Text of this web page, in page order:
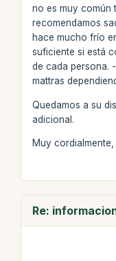
no es muy común
recomendamos
hace mucho frío
suficiente si está
de cada persona.
mattras
Quedamos a su
adicional.
Muy cordialmente,
Re: